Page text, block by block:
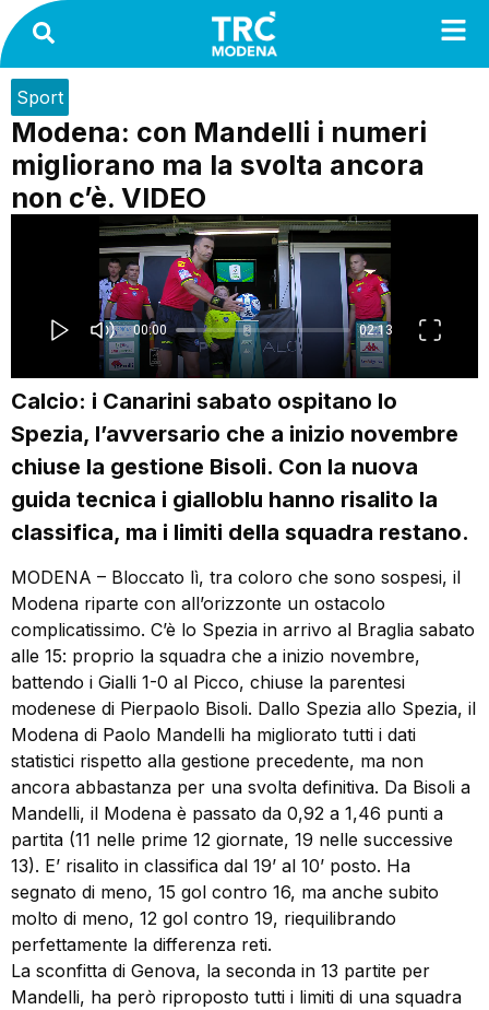
Sport
Modena: con Mandelli i numeri
migliorano ma la svolta ancora
non c’è. VIDEO
Calcio: i Canarini sabato ospitano lo
Spezia, l’avversario che a inizio novembre
chiuse la gestione Bisoli. Con la nuova
guida tecnica i gialloblu hanno risalito la
classifica, ma i limiti della squadra restano.
MODENA – Bloccato lì, tra coloro che sono sospesi, il
Modena riparte con all’orizzonte un ostacolo
complicatissimo. C’è lo Spezia in arrivo al Braglia sabato
alle 15: proprio la squadra che a inizio novembre,
battendo i Gialli 1-0 al Picco, chiuse la parentesi
modenese di Pierpaolo Bisoli. Dallo Spezia allo Spezia, il
Modena di Paolo Mandelli ha migliorato tutti i dati
statistici rispetto alla gestione precedente, ma non
ancora abbastanza per una svolta definitiva. Da Bisoli a
Mandelli, il Modena è passato da 0,92 a 1,46 punti a
partita (11 nelle prime 12 giornate, 19 nelle successive
13). E’ risalito in classifica dal 19’ al 10’ posto. Ha
segnato di meno, 15 gol contro 16, ma anche subito
molto di meno, 12 gol contro 19, riequilibrando
perfettamente la differenza reti.
La sconfitta di Genova, la seconda in 13 partite per
Mandelli, ha però riproposto tutti i limiti di una squadra